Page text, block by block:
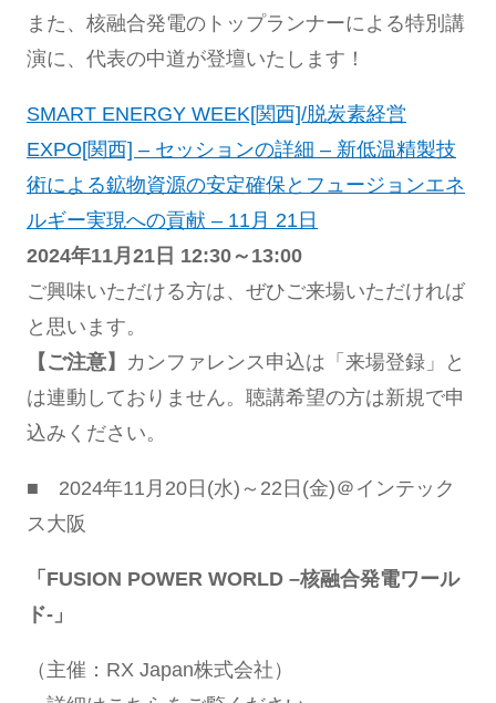
また、核融合発電のトップランナーによる特別講
演に、代表の中道が登壇いたします！
SMART ENERGY WEEK[関西]/脱炭素経営
EXPO[関西] – セッションの詳細 – 新低温精製技
術による鉱物資源の安定確保とフュージョンエネ
ルギー実現への貢献 – 11月 21日
2024年11月21日 12:30～13:00
ご興味いただける方は、ぜひご来場いただければ
と思います。
【ご注意】 カンファレンス申込は「来場登録」と
は連動しておりません。聴講希望の方は新規で申
込みください。
■ 2024年11月20日(水)～22日(金)＠インテック
ス大阪
「 FUSION POWER WORLD –核融合発電ワール
ド-」
（主催：RX Japan株式会社）